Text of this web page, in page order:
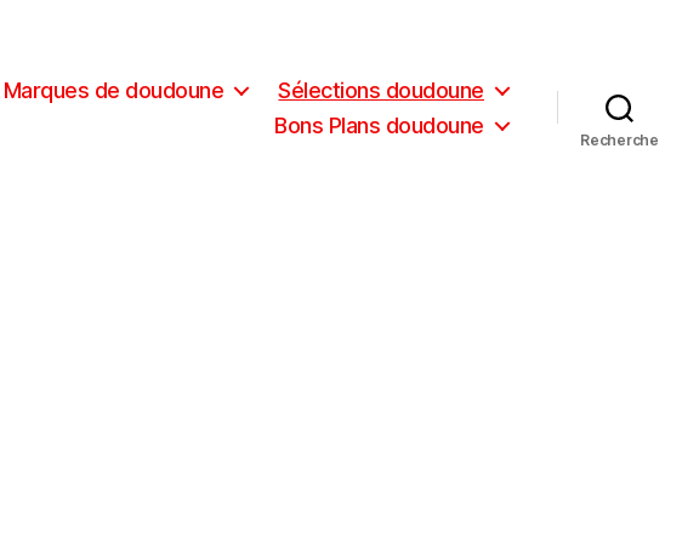
Marques de doudoune
Sélections doudoune
Bons Plans doudoune
Recherche